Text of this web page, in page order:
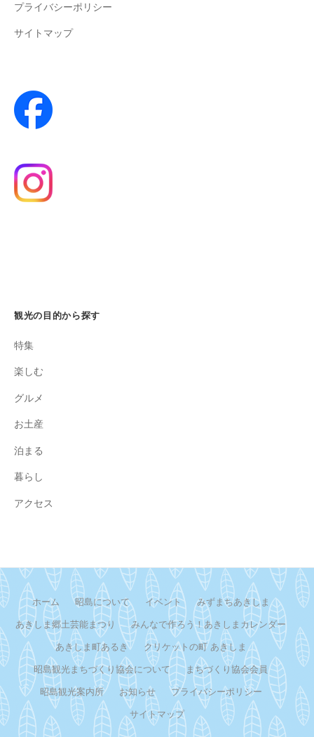
プライバシーポリシー
サイトマップ
観光の目的から探す
特集
楽しむ
グルメ
お土産
泊まる
暮らし
アクセス
ホーム 昭島について イベント みずまちあきしま
あきしま郷土芸能まつり みんなで作ろう！あきしまカレンダー
あきしま町あるき クリケットの町 あきしま
昭島観光まちづくり協会について まちづくり協会会員
昭島観光案内所 お知らせ プライバシーポリシー
サイトマップ